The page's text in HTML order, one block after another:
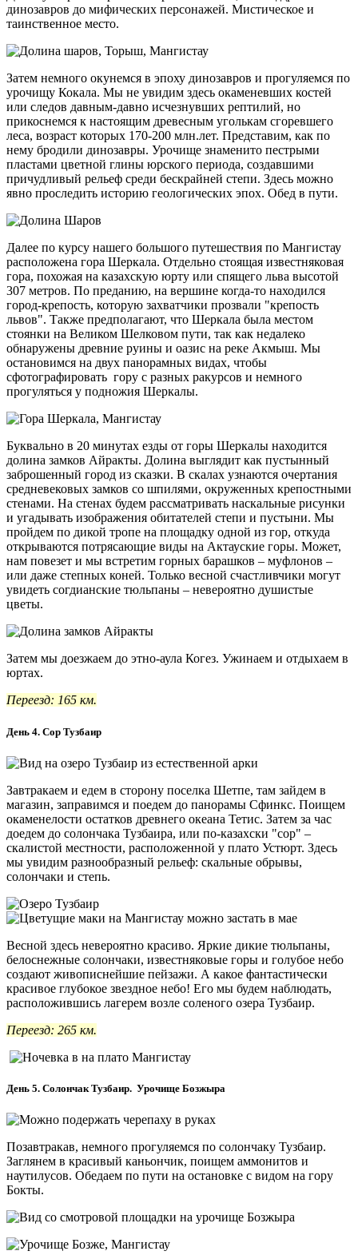
динозавров до мифических персонажей. Мистическое и
таинственное место.
Затем немного окунемся в эпоху динозавров и прогуляемся по
урочищу Кокала. Мы не увидим здесь окаменевших костей
или следов давным-давно исчезнувших рептилий, но
прикоснемся к настоящим древесным уголькам сгоревшего
леса, возраст которых 170-200 млн.лет. Представим, как по
нему бродили динозавры. Урочище знаменито пестрыми
пластами цветной глины юрского периода, создавшими
причудливый рельеф среди бескрайней степи. Здесь можно
явно проследить историю геологических эпох. Обед в пути.
Далее по курсу нашего большого путешествия по Мангистау
расположена гора Шеркала. Отдельно стоящая известняковая
гора, похожая на казахскую юрту или спящего льва высотой
307 метров. По преданию, на вершине когда-то находился
город-крепость, которую захватчики прозвали "крепость
львов". Также предполагают, что Шеркала была местом
стоянки на Великом Шелковом пути, так как недалеко
обнаружены древние руины и оазис на реке Акмыш. Мы
остановимся на двух панорамных видах, чтобы
сфотографировать гору с разных ракурсов и немного
прогуляться у подножия Шеркалы.
Буквально в 20 минутах езды от горы Шеркалы находится
долина замков Айракты. Долина выглядит как пустынный
заброшенный город из сказки. В скалах узнаются очертания
средневековых замков со шпилями, окруженных крепостными
стенами. На стенах будем рассматривать наскальные рисунки
и угадывать изображения обитателей степи и пустыни. Мы
пройдем по дикой тропе на площадку одной из гор, откуда
открываются потрясающие виды на Актауские горы. Может,
нам повезет и мы встретим горных барашков – муфлонов –
или даже степных коней. Только весной счастливчики могут
увидеть согдианские тюльпаны – невероятно душистые
цветы.
Затем мы доезжаем до этно-аула Когез. Ужинаем и отдыхаем в
юртах.
Переезд: 165 км.
День 4. Сор Тузбаир
Завтракаем и едем в сторону поселка Шетпе, там зайдем в
магазин, заправимся и поедем до панорамы Сфинкс. Поищем
окаменелости остатков древнего океана Тетис. Затем за час
доедем до солончака Тузбаира, или по-казахски "сор" –
скалистой местности, расположенной у плато Устюрт. Здесь
мы увидим разнообразный рельеф: скальные обрывы,
солончаки и степь.
Весной здесь невероятно красиво. Яркие дикие тюльпаны,
белоснежные солончаки, известняковые горы и голубое небо
создают живописнейшие пейзажи. А какое фантастически
красивое глубокое звездное небо! Его мы будем наблюдать,
расположившись лагерем возле соленого озера Тузбаир.
Переезд: 265 км.
День 5. Солончак Тузбаир. Урочище Бозжыра
Позавтракав, немного прогуляемся по солончаку Тузбаир.
Заглянем в красивый каньончик, поищем аммонитов и
наутилусов. Обедаем по пути на остановке с видом на гору
Бокты.